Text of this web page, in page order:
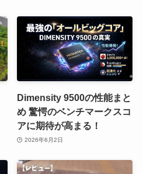
Dimensity 9500の性能まと
め 驚愕のベンチマークスコ
アに期待が高まる！
2026年6月2日